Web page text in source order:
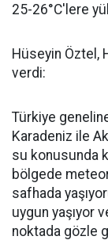
25-26°C'lere
Hüseyin Öztel,
verdi:
Türkiye
Karadeniz ile
su konusunda
bölgede
safhada
uygun yaşıyor
noktada gözle